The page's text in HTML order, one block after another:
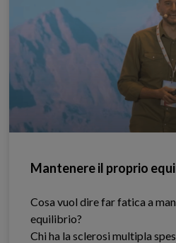
Mantenere il proprio
Cosa vuol dire far fatica a
equilibrio?
Chi ha la sclerosi multipla